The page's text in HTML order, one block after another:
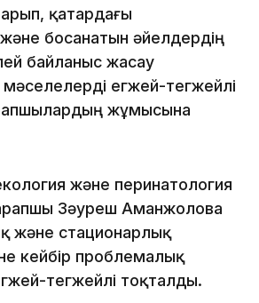
қатардағы
босанатын әйелдердің
байланыс жасау
егжей-тегжейлі
жұмысына
және перинатология
Зәуреш Аманжолова
және стационарлық
кейбір проблемалық
тегжейлі тоқталды.